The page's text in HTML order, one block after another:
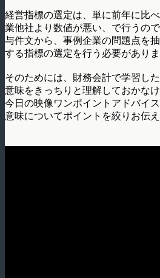
経営指標の選定は、単に前年に比
業他社より数値が悪い、で行うので
与件文から、事例企業の問題点を
する指標の選定を行う必要がありま
そのためには、財務会計で学習し
意味をきっちりと理解しておかなけ
今日の映像ワンポイントアドバイ
意味についてポイントを絞りお伝え